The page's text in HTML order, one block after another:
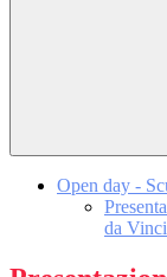
Open day -
da